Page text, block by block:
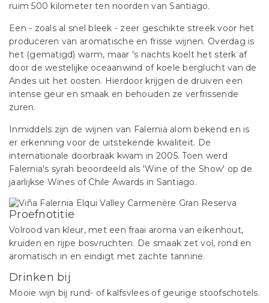
ruim 500 kilometer ten noorden van Santiago.
Een - zoals al snel bleek - zeer geschikte streek voor het
produceren van aromatische en frisse wijnen. Overdag is
het (gematigd) warm, maar 's nachts koelt het sterk af
door de westelijke oceaanwind of koele berglucht van de
Andes uit het oosten. Hierdoor krijgen de druiven een
intense geur en smaak en behouden ze verfrissende
zuren.
Inmiddels zijn de wijnen van Falernia alom bekend en is
er erkenning voor de uitstekende kwaliteit. De
internationale doorbraak kwam in 2005. Toen werd
Falernia's syrah beoordeeld als 'Wine of the Show' op de
jaarlijkse Wines of Chile Awards in Santiago.
Proefnotitie
Volrood van kleur, met een fraai aroma van eikenhout,
kruiden en rijpe bosvruchten. De smaak zet vol, rond en
aromatisch in en eindigt met zachte tannine.
Drinken bij
Mooie wijn bij rund- of kalfsvlees of geurige stoofschotels.